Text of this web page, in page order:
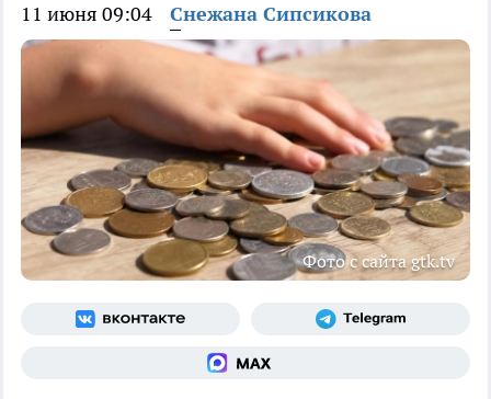
11 июня 09:04 Снежана Сипсикова
Фото с сайта gtk.tv